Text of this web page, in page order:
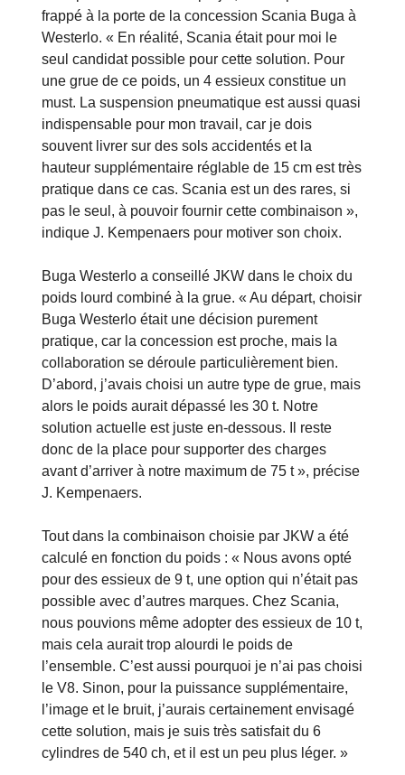
frappé à la porte de la concession Scania Buga à
Westerlo. « En réalité, Scania était pour moi le
seul candidat possible pour cette solution. Pour
une grue de ce poids, un 4 essieux constitue un
must. La suspension pneumatique est aussi quasi
indispensable pour mon travail, car je dois
souvent livrer sur des sols accidentés et la
hauteur supplémentaire réglable de 15 cm est très
pratique dans ce cas. Scania est un des rares, si
pas le seul, à pouvoir fournir cette combinaison »,
indique J. Kempenaers pour motiver son choix.
Buga Westerlo a conseillé JKW dans le choix du
poids lourd combiné à la grue. « Au départ, choisir
Buga Westerlo était une décision purement
pratique, car la concession est proche, mais la
collaboration se déroule particulièrement bien.
D’abord, j’avais choisi un autre type de grue, mais
alors le poids aurait dépassé les 30 t. Notre
solution actuelle est juste en-dessous. Il reste
donc de la place pour supporter des charges
avant d’arriver à notre maximum de 75 t », précise
J. Kempenaers.
Tout dans la combinaison choisie par JKW a été
calculé en fonction du poids : « Nous avons opté
pour des essieux de 9 t, une option qui n’était pas
possible avec d’autres marques. Chez Scania,
nous pouvions même adopter des essieux de 10 t,
mais cela aurait trop alourdi le poids de
l’ensemble. C’est aussi pourquoi je n’ai pas choisi
le V8. Sinon, pour la puissance supplémentaire,
l’image et le bruit, j’aurais certainement envisagé
cette solution, mais je suis très satisfait du 6
cylindres de 540 ch, et il est un peu plus léger. »